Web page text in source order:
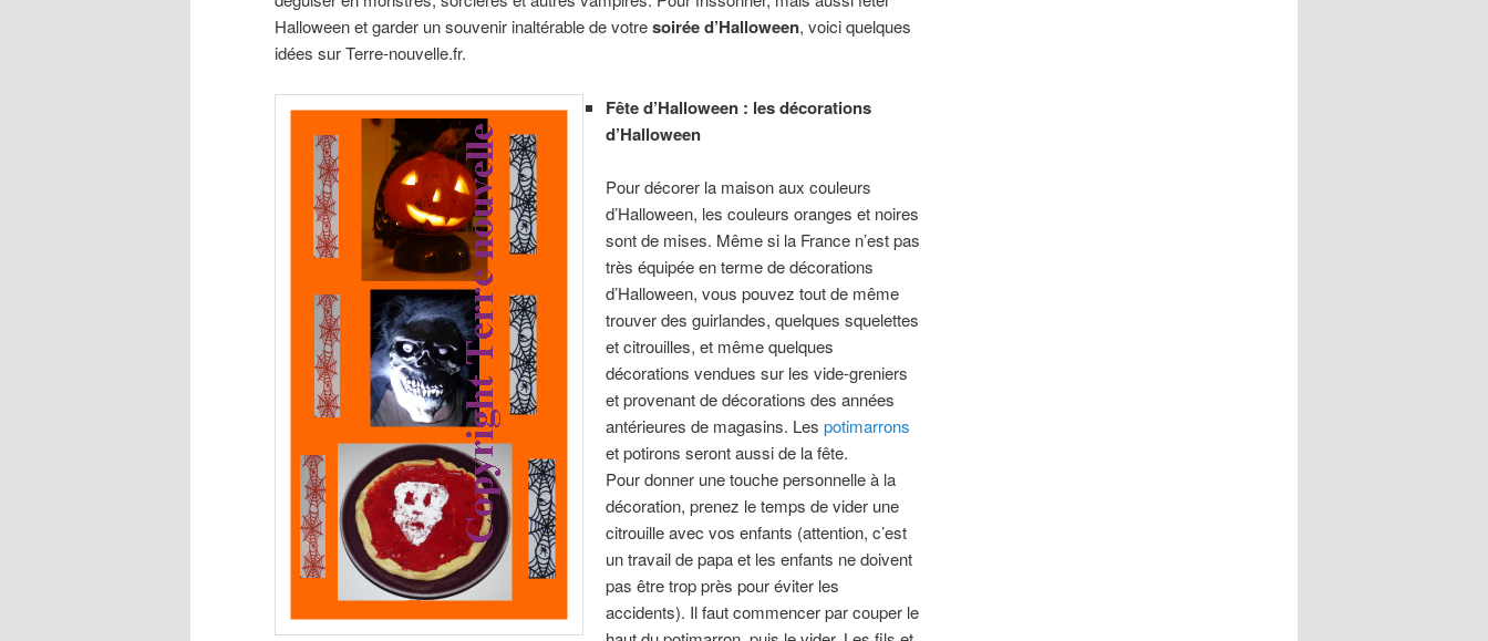
Halloween et garder un souvenir inaltérable de votresoirée d’Halloween, voici quelques
idées sur Terre-nouvelle.fr.
Fête d’Halloween : les décorations
d’Halloween
Pour décorer la maison aux couleurs
d’Halloween, les couleurs oranges et noires
sont de mises. Même si la France n’est pas
très équipée en terme de décorations
d’Halloween, vous pouvez tout de même
trouver des guirlandes, quelques squelettes
et citrouilles, et même quelques
décorations vendues sur les vide-greniers
et provenant de décorations des années
antérieures de magasins. Lespotimarrons
et potirons seront aussi de la fête.
Pour donner une touche personnelle à la
décoration, prenez le temps de vider une
citrouille avec vos enfants (attention, c’est
un travail de papa et les enfants ne doivent
pas être trop près pour éviter les
accidents). Il faut commencer par couper le